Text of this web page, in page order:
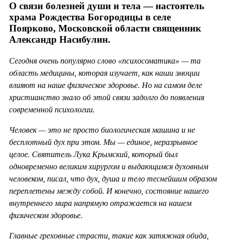
О связи болезней души и тела — настоятель
храма Рождества Богородицы в селе
Поярково, Московской области священник
Александр Насибулин.
Сегодня очень популярно слово «психосоматика» — та
область медицины, которая изучает, как наши эмоции
влияют на наше физическое здоровье. Но на самом деле
христианство знало об этой связи задолго до появления
современной психологии.
Человек — это не просто биологическая машина и не
бесплотный дух при этом. Мы — единое, неразрывное
целое. Святитель Лука Крымский, который был
одновременно великим хирургом и выдающимся духовным
человеком, писал, что дух, душа и тело теснейшим образом
переплетены между собой. И конечно, состояние нашего
внутреннего мира напрямую отражается на нашем
физическом здоровье.
Главные греховные страсти, такие как затяжная обида,